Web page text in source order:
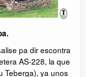
pa dir escontra
AS-228, la que
Teberga), ya unos